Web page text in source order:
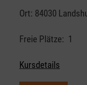
Ort: 84030
Freie Plätze: 1
Kursdetails